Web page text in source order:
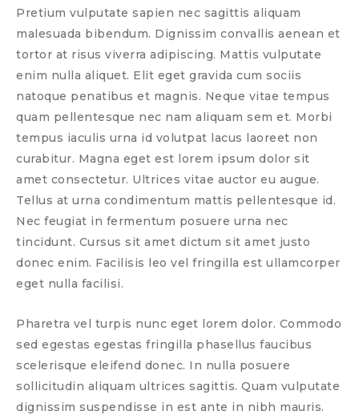
Pretium vulputate sapien nec sagittis aliquam
malesuada bibendum. Dignissim convallis aenean et
tortor at risus viverra adipiscing. Mattis vulputate
enim nulla aliquet. Elit eget gravida cum sociis
natoque penatibus et magnis. Neque vitae tempus
quam pellentesque nec nam aliquam sem et. Morbi
tempus iaculis urna id volutpat lacus laoreet non
curabitur. Magna eget est lorem ipsum dolor sit
amet consectetur. Ultrices vitae auctor eu augue.
Tellus at urna condimentum mattis pellentesque id.
Nec feugiat in fermentum posuere urna nec
tincidunt. Cursus sit amet dictum sit amet justo
donec enim. Facilisis leo vel fringilla est ullamcorper
eget nulla facilisi.
Pharetra vel turpis nunc eget lorem dolor. Commodo
sed egestas egestas fringilla phasellus faucibus
scelerisque eleifend donec. In nulla posuere
sollicitudin aliquam ultrices sagittis. Quam vulputate
dignissim suspendisse in est ante in nibh mauris.